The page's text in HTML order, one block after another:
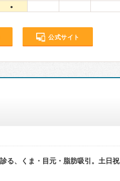
●
公式サイト
る、くま・目元・脂肪吸引。土日祝